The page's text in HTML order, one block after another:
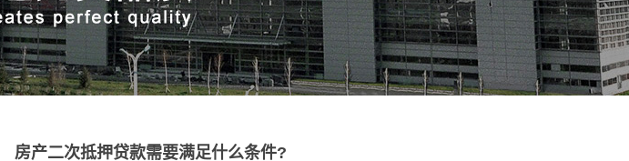
房产二次抵押贷款需要满足什么条件?